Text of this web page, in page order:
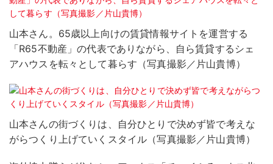
山本さん。65歳以上向けの賃貸情報サイトを運営する
「R65不動産」の代表でありながら、自ら賃貸するシェ
アハウスを転々として暮らす（写真撮影／片山貴博）
山本さんの街づくりは、自分ひとりで決めず皆で考えな
がらつくり上げていくスタイル（写真撮影／片山貴博）